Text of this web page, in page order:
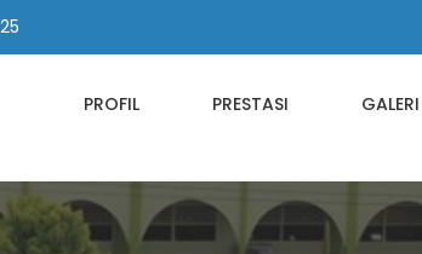
PROFIL PRESTASI GALERI